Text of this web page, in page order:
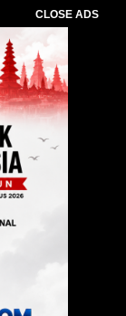
CLOSE ADS